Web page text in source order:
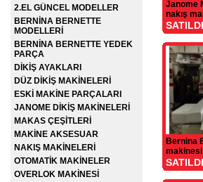
2.EL GÜNCEL MODELLER
BERNİNA BERNETTE
MODELLERİ
BERNİNA BERNETTE YEDEK
PARÇA
DİKİŞ AYAKLARI
DÜZ DİKİŞ MAKİNELERİ
ESKİ MAKİNE PARÇALARI
JANOME DİKİŞ MAKİNELERİ
MAKAS ÇEŞİTLERİ
MAKİNE AKSESUAR
NAKIŞ MAKİNELERİ
OTOMATİK MAKİNELER
OVERLOK MAKİNESİ
Janome
nakış
SATILDI
Bernina
makinesi
SATILDI